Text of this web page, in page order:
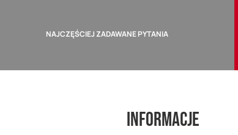
NAJCZĘŚCIEJ ZADAWANE PYTANIA
Informacje